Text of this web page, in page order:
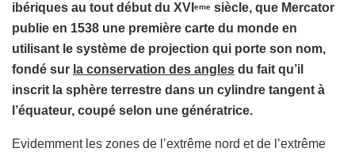
ibériques au tout début du XVI eme siècle, que Mercator
publie en 1538 une première carte du monde en
utilisant le système de projection qui porte son nom,
fondé sur la conservation des angles du fait qu’il
inscrit la sphère terrestre dans un cylindre tangent à
l’équateur, coupé selon une génératrice.
Evidemment les zones de l’extrême nord et de l’extrême